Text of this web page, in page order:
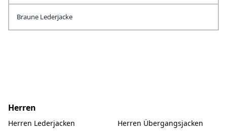
Braune Lederjacke
Herren
Herren Lederjacken
Herren Übergangsjacken